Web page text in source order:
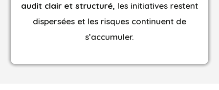
audit clair et structuré, les initiatives restent
dispersées et les risques continuent de
s’accumuler.